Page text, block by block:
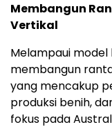
Membangun
Vertikal
Melampaui model
membangun
yang mencakup
produksi benih,
fokus pada